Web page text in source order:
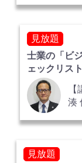
見放題
士業の「ビ
ェックリス
湊
見放題